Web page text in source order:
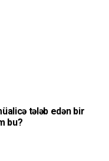
tələb edən bir
bu?